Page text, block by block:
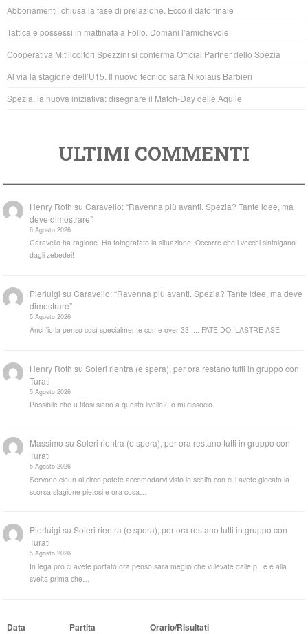
o
o
k
p
p
Abbonamenti, chiusa la fase di prelazione. Ecco il dato finale
Tattica e possessi in mattinata a Follo. Domani l’amichevole
Cooperativa Mitilicoltori Spezzini si conferma Official Partner dello Spezia
Al via la stagione dell’U15. Il nuovo tecnico sarà Nikolaus Barbieri
Spezia, la nuova iniziativa: disegnare il Match-Day delle Aquile
ULTIMI COMMENTI
Henry Roth suCaravello: “Ravenna più avanti. Spezia? Tante idee, ma
deve dimostrare”
6 Agosto 2026
Caravello ha ragione. Ha fotografato la situazione. Occorre che i vecchi sintolgano
dagli zebedei!
Pierluigi suCaravello: “Ravenna più avanti. Spezia? Tante idee, ma deve
dimostrare”
5 Agosto 2026
Anch'io la penso così specialmente come over 33..... FATE DOI LASTRE ASE
Henry Roth suSoleri rientra (e spera), per ora restano tutti in gruppo con
Turati
5 Agosto 2026
Possibile che u tifosi siano a questo livello? Io mi dissocio.
Massimo suSoleri rientra (e spera), per ora restano tutti in gruppo con
Turati
5 Agosto 2026
Servono cloun al circo potete accomodarvi visto lo schifo con cui avete giocato la
scorsa stagione pietosi e ora cosa…
Pierluigi suSoleri rientra (e spera), per ora restano tutti in gruppo con
Turati
5 Agosto 2026
In lega pro ci avete portato ora penso sarà meglio che vi levate dalle p...e e alla
svelta prima che…
Data Partita Orario/Risultati